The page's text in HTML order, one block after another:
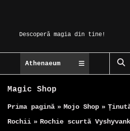
contentDescoperă magia din tine!
Athenaeum
Magic Shop
Prima pagină » Mojo Shop »
Rochii » Rochie scurtă